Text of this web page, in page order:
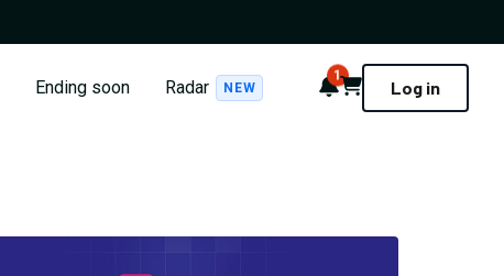
Ending soon Radar NEW Notifications
1
Cart Log in